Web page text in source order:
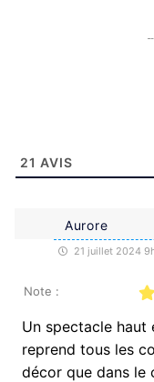
21 AVIS
Aurore
21 juillet 2024
Note :
Un spectacle haut
reprend tous les
décor que dans le